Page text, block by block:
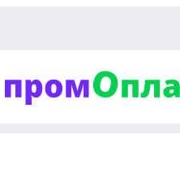
кращі товари